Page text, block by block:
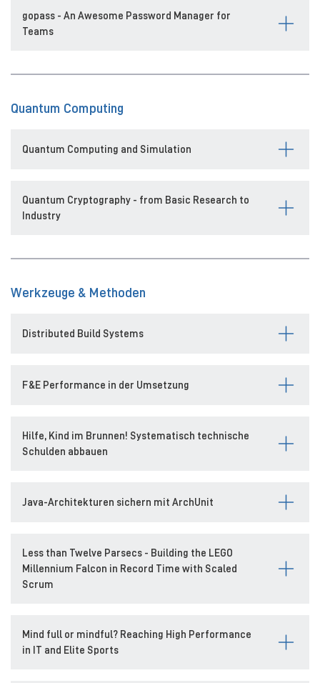
gopass - An Awesome Password Manager for
Teams
Quantum Computing
Quantum Computing and Simulation
Quantum Cryptography - from Basic Research to
Industry
Werkzeuge & Methoden
Distributed Build Systems
F&E Performance in der Umsetzung
Hilfe, Kind im Brunnen! Systematisch technische
Schulden abbauen
Java-Architekturen sichern mit ArchUnit
Less than Twelve Parsecs - Building the LEGO
Millennium Falcon in Record Time with Scaled
Scrum
Mind full or mindful? Reaching High Performance
in IT and Elite Sports